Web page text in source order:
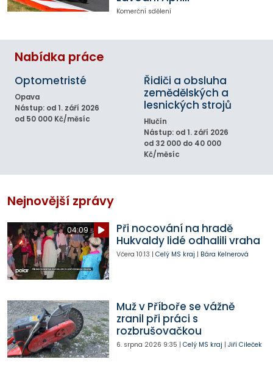
Komerční sdělení
Nabídka práce
Optometristé
Opava
Nástup: od 1. září 2026
od 50 000 Kč/měsíc
Řidiči a obsluha
zemědělských a
lesnických strojů
Hlučín
Nástup: od 1. září 2026
od 32 000 do 40 000
Kč/měsíc
Nejnovější zprávy
04:09
Při nocování na hradě
Hukvaldy lidé odhalili vraha
Včera 10:13 | Celý MS kraj | Bára Kelnerová
Muž v Příboře se vážně
zranil při práci s
rozbrušovačkou
6. srpna 2026 9:35 | Celý MS kraj | Jiří Cileček